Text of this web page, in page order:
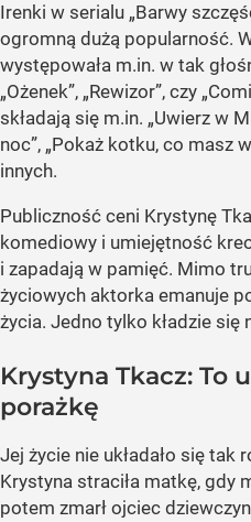
Irenki w serialu „Barwy
ogromną dużą popularność.
występowała m.in. w tak
„Ożenek”, „Rewizor”, czy
składają się m.in. „Uwierz w
noc”, „Pokaż kotku, co masz
innych.
Publiczność ceni Krystynę
komediowy i umiejętność
i zapadają w pamięć. Mimo
życiowych aktorka emanuje
życia. Jedno tylko kładzie się
Krystyna Tkacz: To
porażkę
Jej życie nie układało się tak
Krystyna straciła matkę, gdy
potem zmarł ojciec